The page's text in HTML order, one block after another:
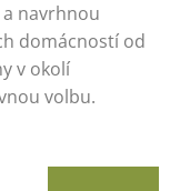
navrhnou
domácností od
v okolí
volbu.